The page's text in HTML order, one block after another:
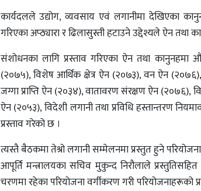
कार्यदलले उद्योग, व्यवसाय एवं लगानीमा देखिएका
गरिएका अप्ठ्यारा र ढिलासुस्ती हटाउने उद्देश्यले ऐन तथा
संशोधनका लागि प्रस्ताव गरिएका ऐन तथा कानुनहमा
(२०७५), विशेष आर्थिक क्षेत्र ऐन (२०७३), वन ऐन
जग्गा प्राप्ति ऐन (२०३४), वातावरण संरक्षण ऐन (२०७६),
ऐन (२०५३), विदेशी लगानी तथा प्रविधि हस्तान्तरण
प्रस्ताव गरेको छ ।
त्यस्तै बैठकमा तेश्रो लगानी सम्मेलनमा प्रस्तुत हुने
आपूर्ति मन्त्रालयका सचिव मुकुन्द निरौलाले
चरणमा रहेका परियोजना वर्गीकरण गरी परियोजनाहरूको